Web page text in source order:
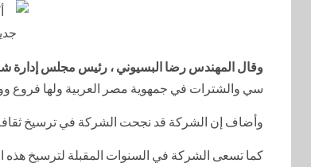
وقال المهندس رضا البسيوني ، رئيس مجلس إدارة
سي والشترات في جمهوية مصر العربية ولها فروع
وأضاف إن الشركة قد نجحت الشركة في ترسيخ
كما تسعى الشركة في السنوات المقبلة لترسيخ هذه